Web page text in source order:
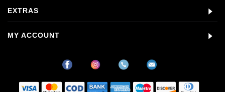
EXTRAS
MY ACCOUNT